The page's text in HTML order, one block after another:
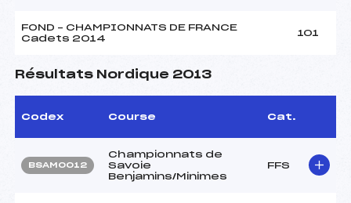
FOND – CHAMPIONNATS DE FRANCE
Cadets 2014
101
Résultats Nordique 2013
Codex Course Cat.
BSAM0012
Championnats de
Savoie
Benjamins/Minimes
FFS